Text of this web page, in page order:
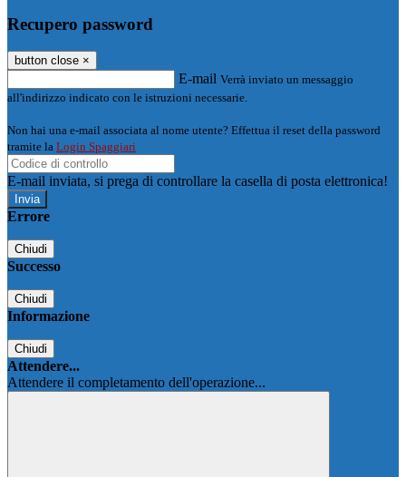
Recupero password
button close ×
E-mail Verrà inviato un messaggio
all'indirizzo indicato con le istruzioni necessarie.
Non hai una e-mail associata al nome utente? Effettua il reset della password
tramite la Login Spaggiari
E-mail inviata, si prega di controllare la casella di posta elettronica!
Errore
Chiudi
Successo
Chiudi
Informazione
Chiudi
Attendere...
Attendere il completamento dell'operazione...